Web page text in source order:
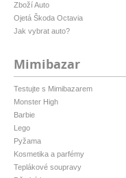
Zboží Auto
Ojetá Škoda Octavia
Jak vybrat auto?
Mimibazar
Testujte s Mimibazarem
Monster High
Barbie
Lego
Pyžama
Kosmetika a parfémy
Teplákové soupravy